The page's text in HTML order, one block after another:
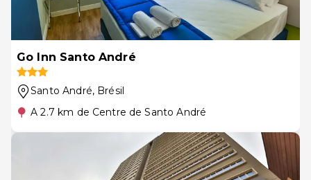
Go Inn Santo André
Santo André, Brésil
A 2.7 km de Centre de Santo André